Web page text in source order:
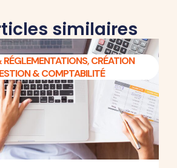
similaires
,CRÉATION
& COMPTABILITÉ